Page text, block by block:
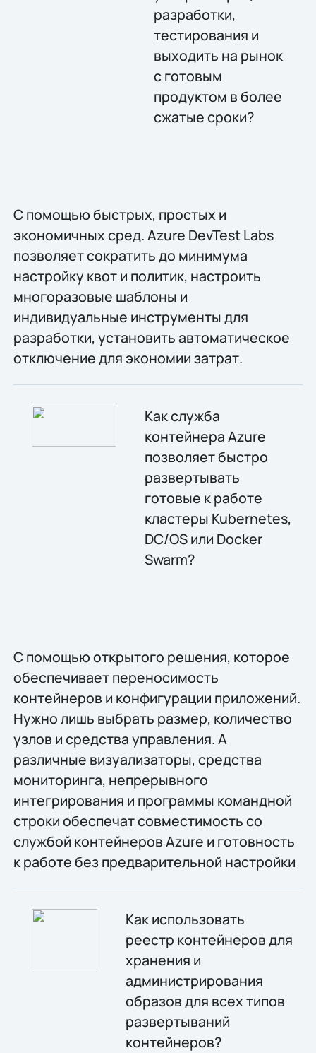
разработки,
тестирования и
выходить на рынок
с готовым
продуктом в более
сжатые сроки?
С помощью быстрых, простых и
экономичных сред. Azure DevTest Labs
позволяет сократить до минимума
настройку квот и политик, настроить
многоразовые шаблоны и
индивидуальные инструменты для
разработки, установить автоматическое
отключение для экономии затрат.
Как служба
контейнера Azure
позволяет быстро
развертывать
готовые к работе
кластеры Kubernetes,
DC/OS или Docker
Swarm?
С помощью открытого решения, которое
обеспечивает переносимость
контейнеров и конфигурации приложений.
Нужно лишь выбрать размер, количество
узлов и средства управления. А
различные визуализаторы, средства
мониторинга, непрерывного
интегрирования и программы командной
строки обеспечат совместимость со
службой контейнеров Azure и готовность
к работе без предварительной настройки
Как использовать
реестр контейнеров для
хранения и
администрирования
образов для всех типов
развертываний
контейнеров?